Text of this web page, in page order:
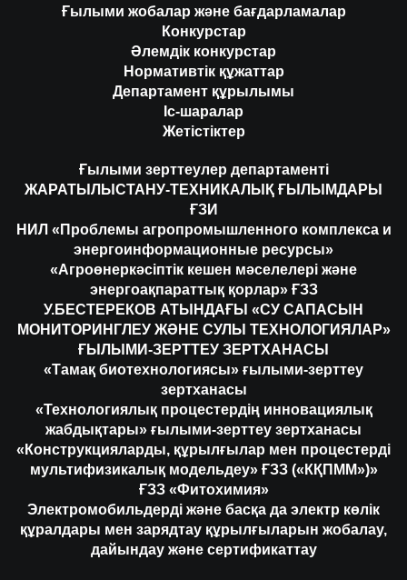
Ғылыми жобалар және бағдарламалар
Конкурстар
Әлемдік конкурстар
Нормативтік құжаттар
Департамент құрылымы
Іс-шаралар
Жетістіктер
Ғылыми зерттеулер департаменті
ЖАРАТЫЛЫСТАНУ-ТЕХНИКАЛЫҚ ҒЫЛЫМДАРЫ
ҒЗИ
НИЛ «Проблемы агропромышленного комплекса и
энергоинформационные ресурсы»
«Агроөнеркәсіптік кешен мәселелері және
энергоақпараттық қорлар» ҒЗЗ
У.БЕСТЕРЕКОВ АТЫНДАҒЫ «СУ САПАСЫН
МОНИТОРИНГЛЕУ ЖӘНЕ СУЛЫ ТЕХНОЛОГИЯЛАР»
ҒЫЛЫМИ-ЗЕРТТЕУ ЗЕРТХАНАСЫ
«Тамақ биотехнологиясы» ғылыми-зерттеу
зертханасы
«Технологиялық процестердің инновациялық
жабдықтары» ғылыми-зерттеу зертханасы
«Конструкцияларды, құрылғылар мен процестерді
мультифизикалық модельдеу» ҒЗЗ («КҚПММ»)»
ҒЗЗ «Фитохимия»
Электромобильдерді және басқа да электр көлік
құралдары мен зарядтау құрылғыларын жобалау,
дайындау және сертификаттау